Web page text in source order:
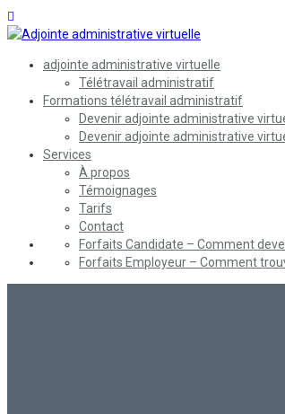
adjointe administrative virtuelle
Télétravail administratif
Formations télétravail administratif
Devenir adjointe administrative
Devenir adjointe administrative
Services
À propos
Témoignages
Tarifs
Contact
Forfaits Candidate – Comment
Forfaits Employeur – Comment